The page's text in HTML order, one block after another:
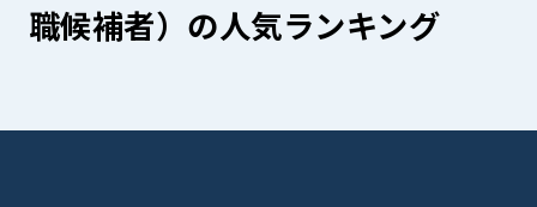
職候補者）の人気ランキング